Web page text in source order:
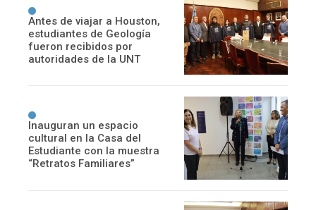
Antes de viajar a Houston,
estudiantes de Geología
fueron recibidos por
autoridades de la UNT
Inauguran un espacio
cultural en la Casa del
Estudiante con la muestra
“Retratos Familiares”